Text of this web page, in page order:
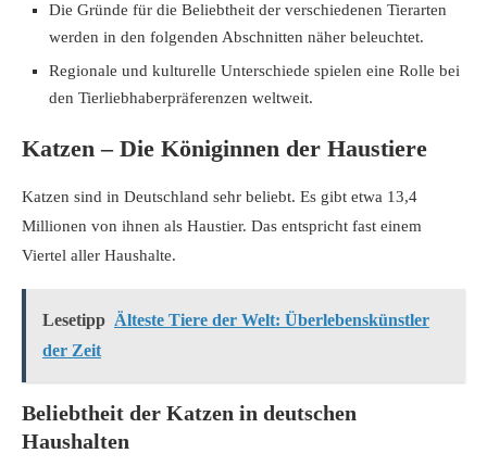
Die Gründe für die Beliebtheit der verschiedenen Tierarten
werden in den folgenden Abschnitten näher beleuchtet.
Regionale und kulturelle Unterschiede spielen eine Rolle bei
den Tierliebhaberpräferenzen weltweit.
Katzen – Die Königinnen der Haustiere
Katzen sind in Deutschland sehr beliebt. Es gibt etwa 13,4
Millionen von ihnen als Haustier. Das entspricht fast einem
Viertel aller Haushalte.
Lesetipp Älteste Tiere der Welt: Überlebenskünstler
der Zeit
Beliebtheit der Katzen in deutschen
Haushalten